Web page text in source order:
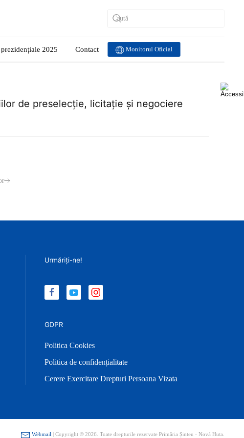
2025 Contact Monitorul Oficial
de preselecție, licitație și negociere
Urmăriți-ne!
GDPR
Politica Cookies
Politica de confidențialitate
Cerere Exercitare Drepturi Persoana Vizata
Webmail | Copyright © 2026. Toate drepturile rezervate Primăria Șinteu - Nová Huta.